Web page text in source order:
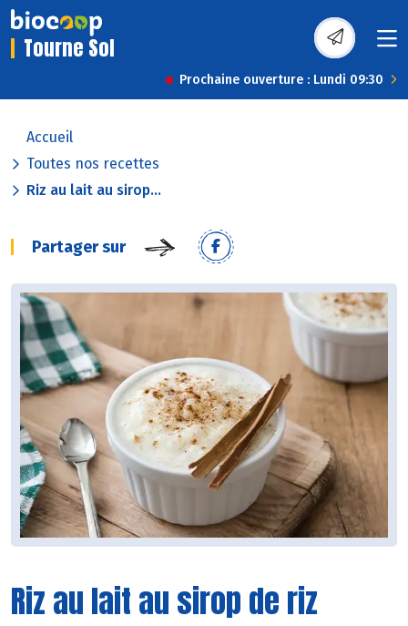
Tourne Sol
Prochaine ouverture : Lundi 09:30
Accueil
Toutes nos recettes
Riz au lait au sirop...
Partager sur
Riz au lait au sirop de riz